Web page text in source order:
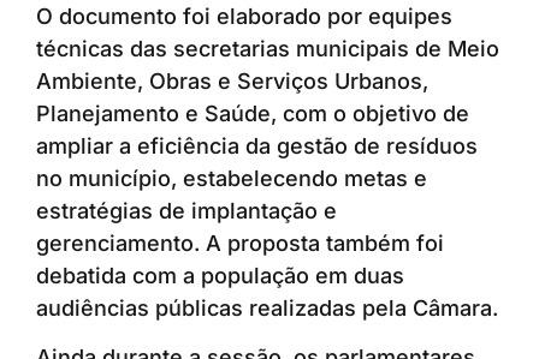
O documento foi elaborado por equipes
técnicas das secretarias municipais de Meio
Ambiente, Obras e Serviços Urbanos,
Planejamento e Saúde, com o objetivo de
ampliar a eficiência da gestão de resíduos
no município, estabelecendo metas e
estratégias de implantação e
gerenciamento. A proposta também foi
debatida com a população em duas
audiências públicas realizadas pela Câmara.